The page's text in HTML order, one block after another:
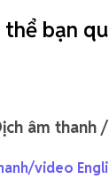
thể bạn
âm thanh
video